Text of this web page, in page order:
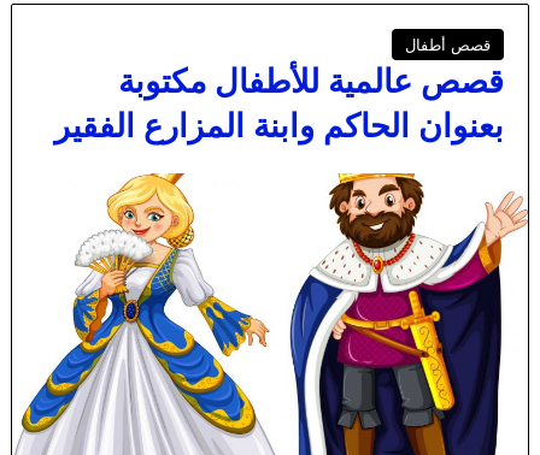
قصص أطفال
قصص عالمية للأطفال مكتوبة
بعنوان الحاكم وابنة المزارع الفقير